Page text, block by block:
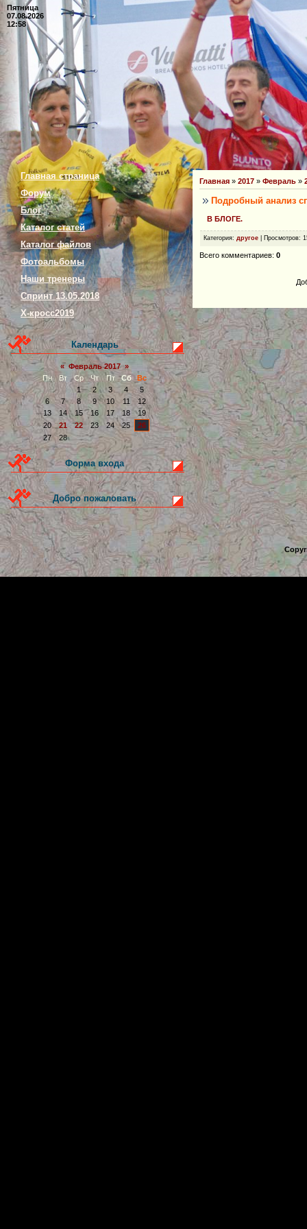
Пятница
07.08.2026
12:58
Главная страница
Форум
Блог
Каталог статей
Каталог файлов
Фотоальбомы
Наши тренеры
Спринт 13.05.2018
Х-кросс2019
Календарь
« Февраль 2017 »
Пн
Вт Ср Чт Пт Сб
Вс
1
2 3 4
5
6
7 8 9 10 11
12
13
14 15 16 17 18
19
20
21 22 23 24 25
26
27
28
Форма входа
Добро пожаловать
Главная » 2017 » Февраль »
Подробный анализ
В БЛОГЕ.
Категория: другое Просмотров:
Всего комментариев: 0